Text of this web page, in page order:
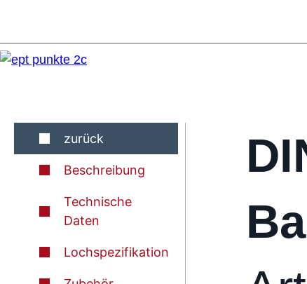
zurück
Beschreibung
Technische
Daten
Lochspezifikation